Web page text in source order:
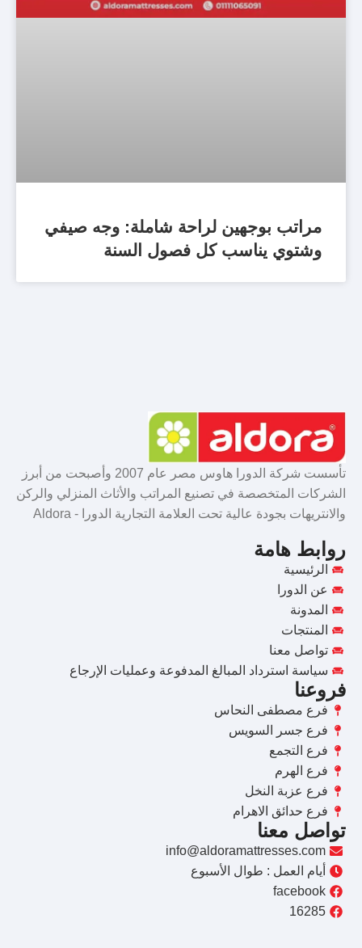
مراتب بوجهين لراحة شاملة: وجه صيفي
وشتوي يناسب كل فصول السنة
تأسست شركة الدورا هاوس مصر عام 2007 وأصبحت من أبرز
الشركات المتخصصة في تصنيع المراتب والأثاث المنزلي والركن
والانتريهات بجودة عالية تحت العلامة التجارية الدورا - Aldora
روابط هامة
الرئيسية
عن الدورا
المدونة
المنتجات
تواصل معنا
سياسة استرداد المبالغ المدفوعة وعمليات الإرجاع
فروعنا
فرع مصطفى النحاس
فرع جسر السويس
فرع التجمع
فرع الهرم
فرع عزبة النخل
فرع حدائق الاهرام
تواصل معنا
info@aldoramattresses.com
أيام العمل : طوال الأسبوع
facebook
16285